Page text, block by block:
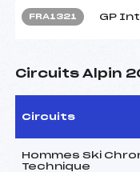
FRA1321 GP
Circuits Alpin
Circuits
Hommes Ski
Technique